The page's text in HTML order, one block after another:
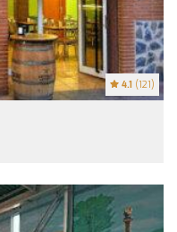
4.1 (121)